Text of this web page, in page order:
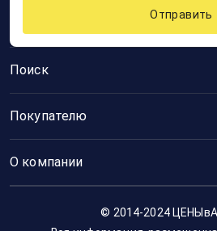
Поиск
Покупателю
О компании
Отправить
© 2014-2024